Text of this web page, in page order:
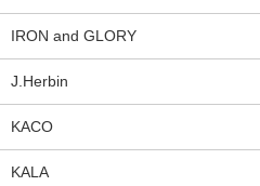
IRON and GLORY
J.Herbin
KACO
KALA